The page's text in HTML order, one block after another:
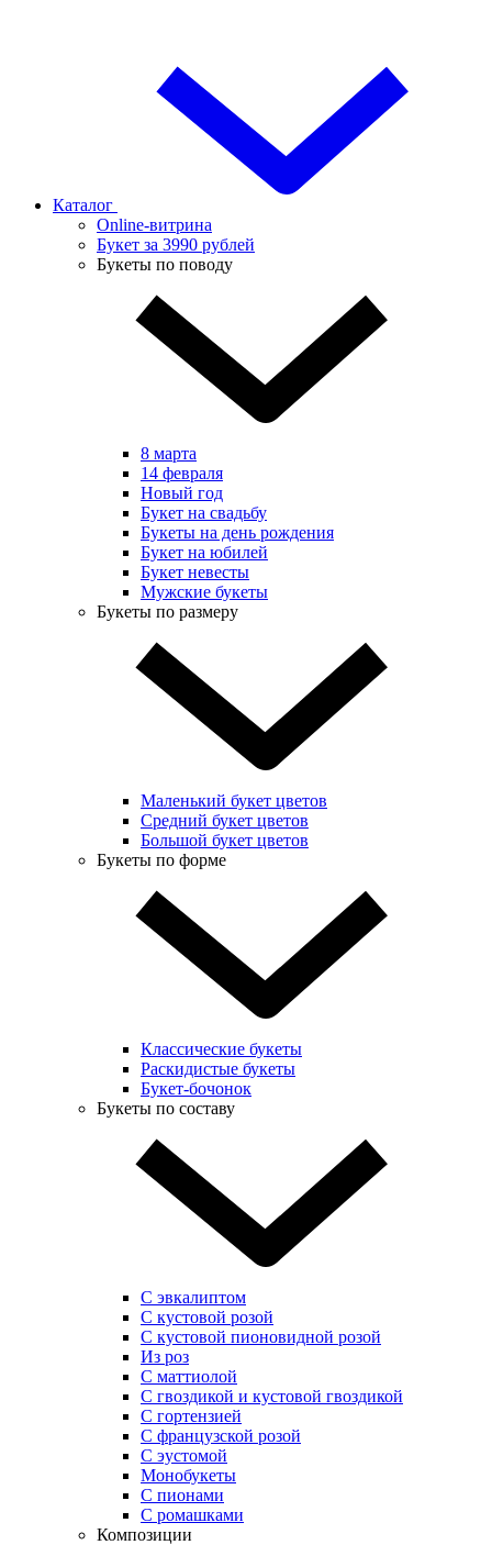
Каталог
Online-витрина
Букет за 3990 рублей
Букеты по поводу
8 марта
14 февраля
Новый год
Букет на свадьбу
Букеты на день рождения
Букет на юбилей
Букет невесты
Мужские букеты
Букеты по размеру
Маленький букет цветов
Средний букет цветов
Большой букет цветов
Букеты по форме
Классические букеты
Раскидистые букеты
Букет-бочонок
Букеты по составу
С эвкалиптом
С кустовой розой
С кустовой пионовидной розой
Из роз
С маттиолой
С гвоздикой и кустовой гвоздикой
С гортензией
С французской розой
С эустомой
Монобукеты
С пионами
С ромашками
Композиции